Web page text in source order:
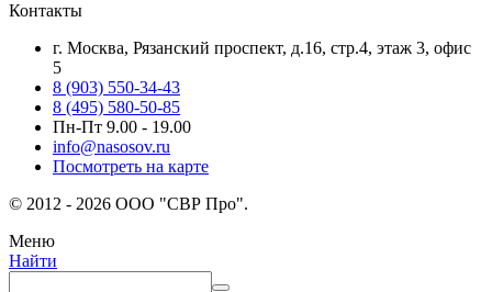
Контакты
г. Москва, Рязанский проспект, д.16, стр.4, этаж 3, офис
5
8 (903) 550-34-43
8 (495) 580-50-85
Пн-Пт 9.00 - 19.00
info@nasosov.ru
Посмотреть на карте
© 2012 - 2026 ООО "СВР Про".
Меню
Найти